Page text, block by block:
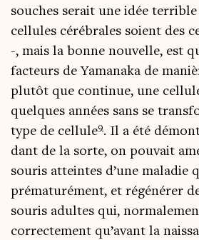
souches serait une idée ter­rible
cel­lules céré­brales soient des
-, mais la bonne nou­velle, est
fac­teurs de Yama­na­ka de
plu­tôt que conti­nue, une
quelques années sans se
type de cel­lule9. Il a été
dant de la sorte, on pou­vait
sou­ris atteintes d’une mala­die
pré­ma­tu­ré­ment, et régé­né­rer
sou­ris adultes qui,
cor­rec­te­ment qu’a­vant la